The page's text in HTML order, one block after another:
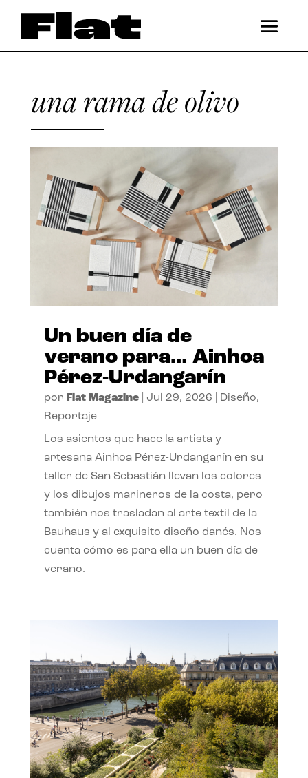
una rama de olivo
Un buen día de
verano para… Ainhoa
Pérez-Urdangarín
por Flat Magazine| Jul 29, 2026 Diseño,
Reportaje
Los asientos que hace la artista y
artesana Ainhoa Pérez-Urdangarín en su
taller de San Sebastián llevan los colores
y los dibujos marineros de la costa, pero
también nos trasladan al arte textil de la
Bauhaus y al exquisito diseño danés. Nos
cuenta cómo es para ella un buen día de
verano.